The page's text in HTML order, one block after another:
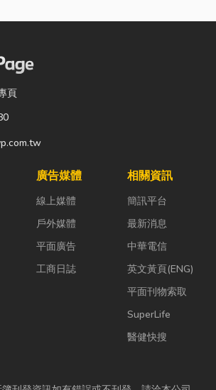
頁
廣告媒體
線上媒體
戶外媒體
平面廣告
工商日誌
相關資訊
簡訊平台
最新消息
中華電信
英文黃頁(ENG)
平面刊物索取
SuperLife
醫健快搜